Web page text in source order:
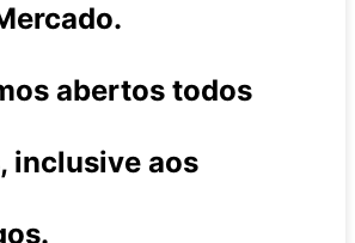
abertos todos
inclusive aos